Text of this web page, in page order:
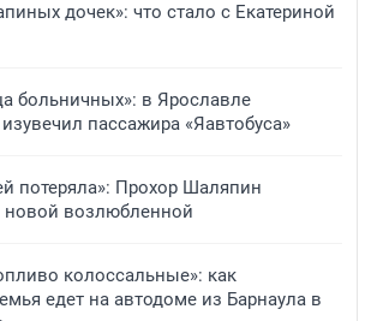
дочек»: что стало с Екатериной
больничных»: в Ярославле
пассажира «Яавтобуса»
потеряла»: Прохор Шаляпин
новой возлюбленной
колоссальные»: как
едет на автодоме из Барнаула в